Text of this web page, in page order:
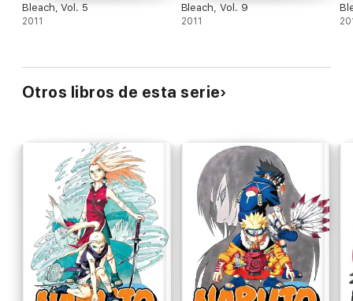
Bleach, Vol. 5
2011
Bleach, Vol. 9
2011
Otros libros de esta serie